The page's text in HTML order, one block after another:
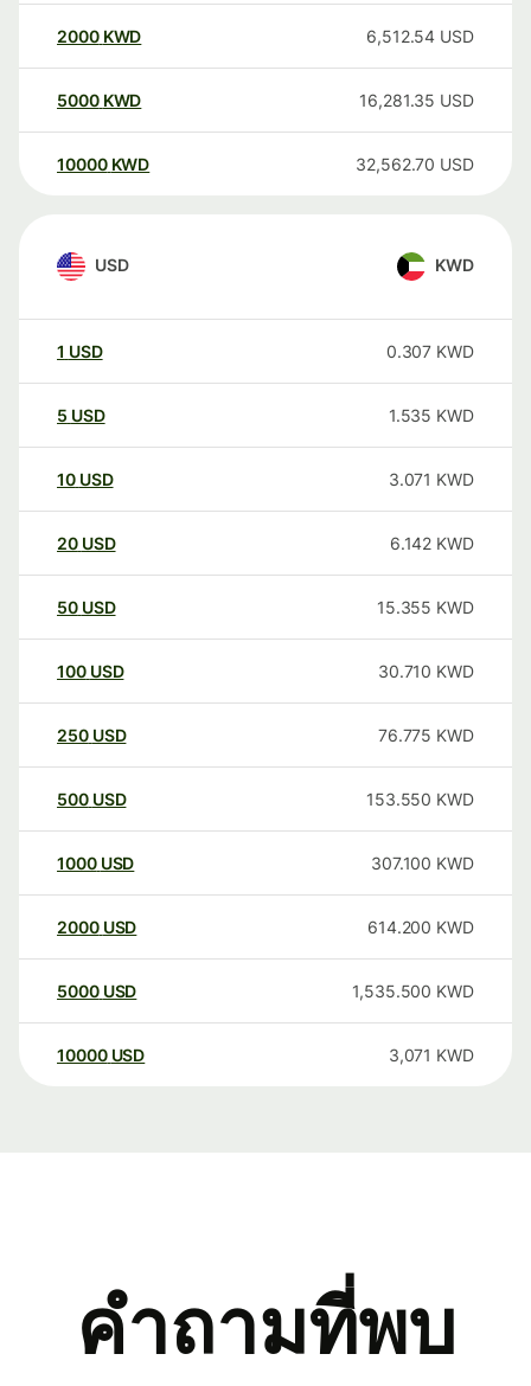
2000 KWD 6,512.54 USD
5000 KWD 16,281.35 USD
10000 KWD 32,562.70 USD
USD KWD
1 USD 0.307 KWD
5 USD 1.535 KWD
10 USD 3.071 KWD
20 USD 6.142 KWD
50 USD 15.355 KWD
100 USD 30.710 KWD
250 USD 76.775 KWD
500 USD 153.550 KWD
1000 USD 307.100 KWD
2000 USD 614.200 KWD
5000 USD 1,535.500 KWD
10000 USD 3,071 KWD
คำถามที่พบ